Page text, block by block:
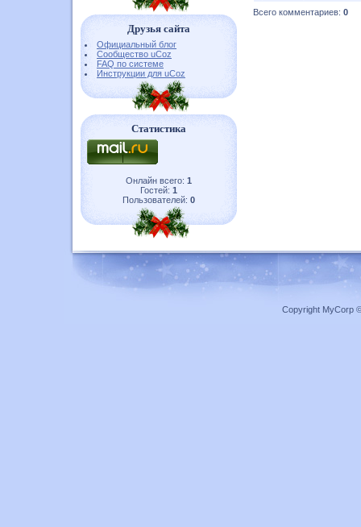
Друзья сайта
Официальный блог
Сообщество uCoz
FAQ по системе
Инструкции для uCoz
Статистика
Онлайн всего: 1
Гостей: 1
Пользователей: 0
Всего комментариев: 0
Copyright MyCorp